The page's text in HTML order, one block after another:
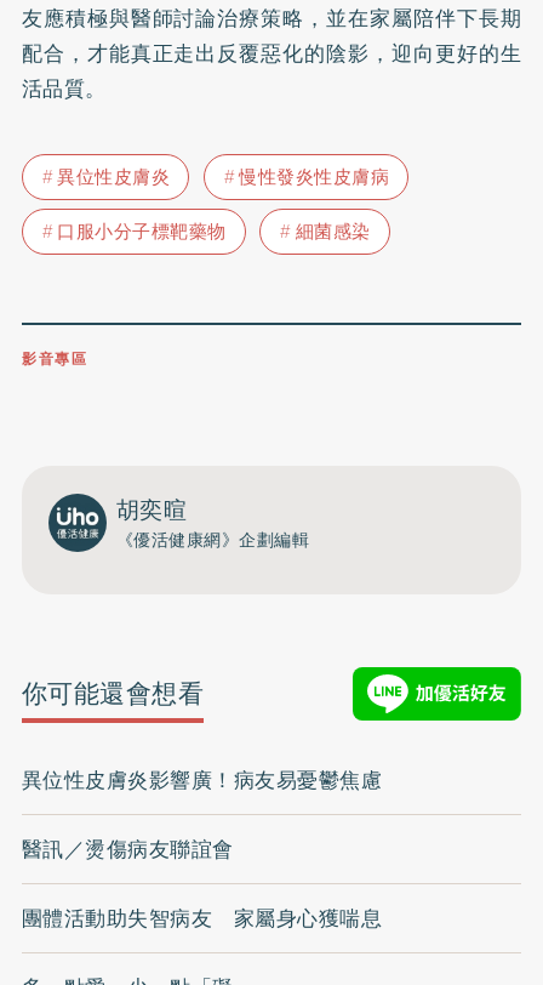
友應積極與醫師討論治療策略，並在家屬陪伴下長期
配合，才能真正走出反覆惡化的陰影，迎向更好的生
活品質。
異位性皮膚炎
慢性發炎性皮膚病
口服小分子標靶藥物
細菌感染
影音專區
胡奕暄
《優活健康網》企劃編輯
你可能還會想看
異位性皮膚炎影響廣！病友易憂鬱焦慮
醫訊／燙傷病友聯誼會
團體活動助失智病友 家屬身心獲喘息